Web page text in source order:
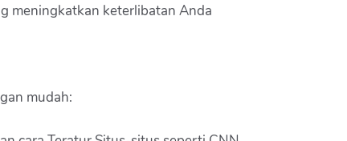
meningkatkan keterlibatan Anda
mudah: